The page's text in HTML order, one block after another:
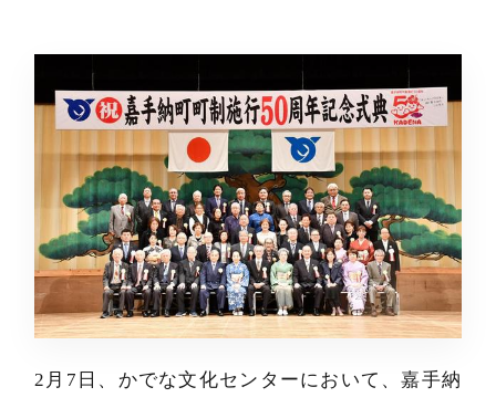
2月7日、かでな文化センターにおいて、嘉手納